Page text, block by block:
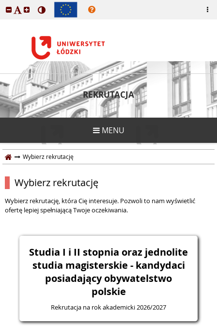
REKRUTACJA
MENU
Wybierz rekrutację
Wybierz rekrutację
Wybierz rekrutację, która Cię interesuje. Pozwoli to nam wyświetlić
ofertę lepiej spełniającą Twoje oczekiwania.
Studia I i II stopnia oraz jednolite
studia magisterskie - kandydaci
posiadający obywatelstwo
polskie
Rekrutacja na rok akademicki 2026/2027